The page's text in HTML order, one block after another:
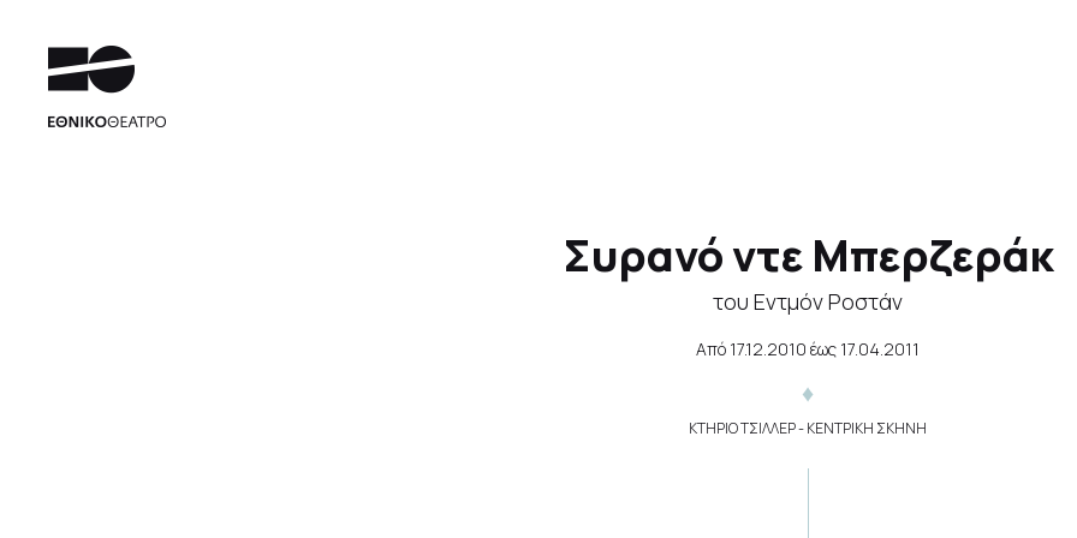
Συρανό ντε Μπερζεράκ
του Εντμόν Ροστάν
Από 17.12.2010 έως 17.04.2011
ΚΤΗΡΙΟ ΤΣΙΛΛΕΡ - ΚΕΝΤΡΙΚΗ ΣΚΗΝΗ